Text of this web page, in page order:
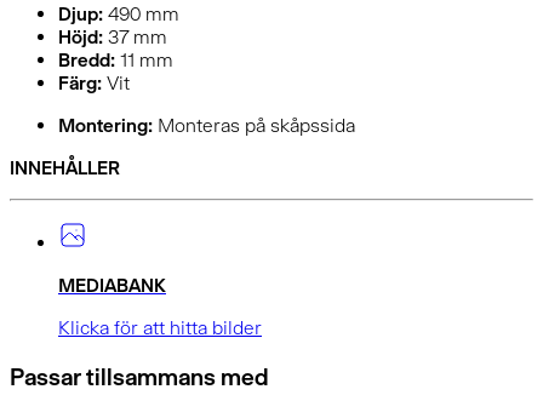
Djup: 490 mm
Höjd: 37mm
Bredd: 11 mm
Färg: Vit
Montering: Monteras på skåpssida
INNEHÅLLER
MEDIABANK
Klicka för att hitta bilder
Passar tillsammans med